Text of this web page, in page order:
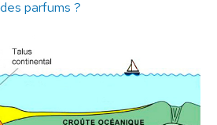
des parfums ?